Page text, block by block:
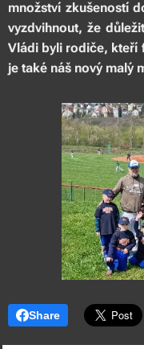
množství zkušeností
vyzdvihnout, že
Vládi byli rodiče, kteří
je také náš nový malý
Share